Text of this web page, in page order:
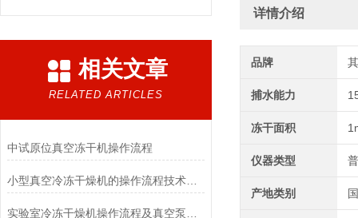
相关文章
RELATED ARTICLES
中试原位真空冻干机操作流程
小型真空冷冻干燥机的操作流程技术详解
详情介绍
品牌
捕水能力
冻干面积
仪器类型
产地类别